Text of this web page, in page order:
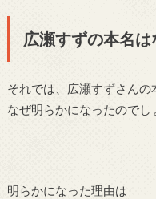
広瀬すずの本名
それでは、広瀬すずさんの
なぜ明らかになったのでし
明らかになった理由は